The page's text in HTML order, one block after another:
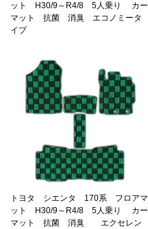
ット H30/9～R4/8 5人乗り カー
マット 抗菌 消臭 エコノミータ
イプ
トヨタ シエンタ 170系 フロアマ
ット H30/9～R4/8 5人乗り カー
マット 抗菌 消臭 エクセレン